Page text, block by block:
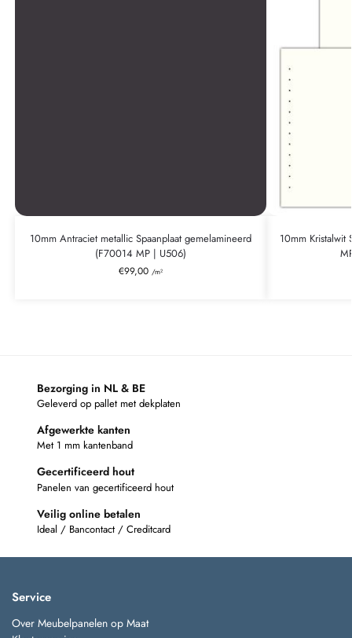
10mm Antraciet metallic Spaanplaat gemelamineerd
(F70014 MP | U506)
€99,00 /m²
10mm Kristalwit
Bezorging in NL & BE
Geleverd op pallet met dekplaten
Afgewerkte kanten
Met 1 mm kantenband
Gecertificeerd hout
Panelen van gecertificeerd hout
Veilig online betalen
Ideal / Bancontact / Creditcard
Service
Over Meubelpanelen op Maat